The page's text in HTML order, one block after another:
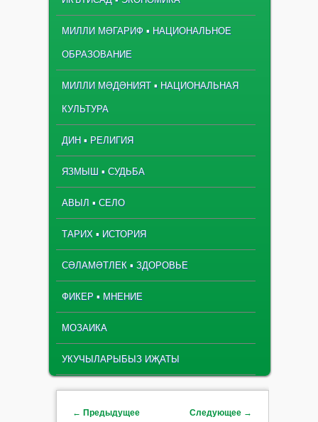
МИЛЛИ МӘГАРИФ ▪ НАЦИОНАЛЬНОЕ
ОБРАЗОВАНИЕ
МИЛЛИ МӘДӘНИЯТ ▪ НАЦИОНАЛЬНАЯ
КУЛЬТУРА
ДИН ▪ РЕЛИГИЯ
ЯЗМЫШ ▪ СУДЬБА
АВЫЛ ▪ СЕЛО
ТАРИХ ▪ ИСТОРИЯ
СӘЛАМӘТЛЕК ▪ ЗДОРОВЬЕ
ФИКЕР ▪ МНЕНИЕ
МОЗАИКА
УКУЧЫЛАРЫБЫЗ ИҖАТЫ
Навигация по записям
← Предыдущее Следующее →